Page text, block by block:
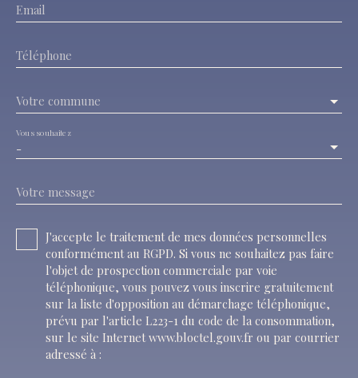
Email
Téléphone
Votre commune
-
Vous souhaitez
Votre message
J'accepte le traitement de mes données personnelles
conformément au RGPD. Si vous ne souhaitez pas faire
l'objet de prospection commerciale par voie
téléphonique, vous pouvez vous inscrire gratuitement
sur la liste d'opposition au démarchage téléphonique,
prévu par l'article L223-1 du code de la consommation,
sur le site Internet www.bloctel.gouv.fr ou par courrier
adressé à :